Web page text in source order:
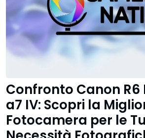
Confronto Canon R6
a7 IV: Scopri la
Fotocamera per le